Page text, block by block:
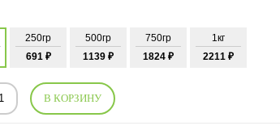
250гр
691 ₽
500гр
1139 ₽
750гр
1824 ₽
1кг
2211 ₽
В КОРЗИНУ